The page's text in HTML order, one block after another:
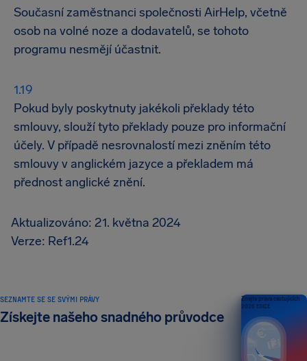
Současní zaměstnanci společnosti AirHelp, včetně
osob na volné noze a dodavatelů, se tohoto
programu nesmějí účastnit.
Pokud byly poskytnuty jakékoli překlady této
smlouvy, slouží tyto překlady pouze pro informační
účely. V případě nesrovnalostí mezi zněním této
smlouvy v anglickém jazyce a překladem má
přednost anglické znění.
Aktualizováno: 21. května 2024
Verze: Ref1.24
SEZNAMTE SE SE SVÝMI PRÁVY
Získejte našeho snadného průvodce
Znejte práva cestujících
2026 EDICE